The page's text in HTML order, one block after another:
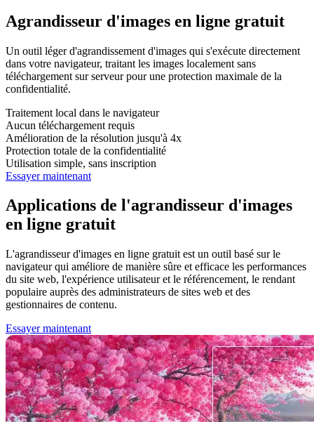
Agrandisseur d'images en ligne gratuit
Un outil léger d'agrandissement d'images qui s'exécute directement
dans votre navigateur, traitant les images localement sans
téléchargement sur serveur pour une protection maximale de la
confidentialité.
Traitement local dans le navigateur
Aucun téléchargement requis
Amélioration de la résolution jusqu'à 4x
Protection totale de la confidentialité
Utilisation simple, sans inscription
Essayer maintenant
Applications de l'agrandisseur d'images
en ligne gratuit
L'agrandisseur d'images en ligne gratuit est un outil basé sur le
navigateur qui améliore de manière sûre et efficace les performances
du site web, l'expérience utilisateur et le référencement, le rendant
populaire auprès des administrateurs de sites web et des
gestionnaires de contenu.
Essayer maintenant